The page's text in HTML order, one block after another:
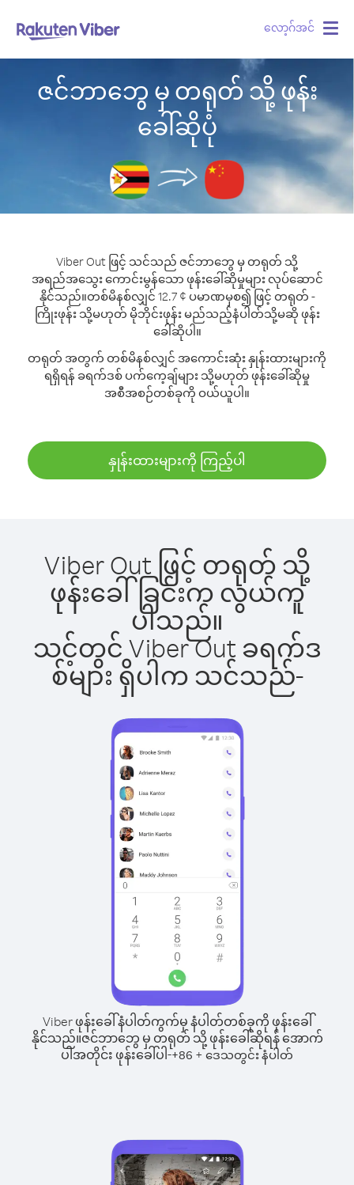
လော့ဂ်အင်
ဇင်ဘာဘွေ မှ တရုတ် သို့ ဖုန်း
ခေါ်ဆိုပုံ
Viber Out ဖြင့် သင်သည် ဇင်ဘာဘွေ မှ တရုတ် သို့
အရည်အသွေး ကောင်းမွန်သော ဖုန်းခေါ်ဆိုမှုများ လုပ်ဆောင်
နိုင်သည်။တစ်မိနစ်လျှင် 12.7 ¢ ပမာဏမှစ၍ ဖြင့် တရုတ် -
ကြိုးဖုန်း သို့မဟုတ် မိုဘိုင်းဖုန်း မည်သည့်နံပါတ်သို့မဆို ဖုန်း
ခေါ်ဆိုပါ။
တရုတ် အတွက် တစ်မိနစ်လျှင် အကောင်းဆုံး နှုန်းထားများကို
ရရှိရန် ခရက်ဒစ် ပက်ကေ့ချ်များ သို့မဟုတ် ဖုန်းခေါ်ဆိုမှု
အစီအစဉ်တစ်ခုကို ဝယ်ယူပါ။
နှုန်းထားများကို ကြည့်ပါ
Viber Out ဖြင့် တရုတ် သို့
ဖုန်းခေါ်ခြင်းက လွယ်ကူ
ပါသည်။
သင့်တွင် Viber Out ခရက်ဒ
စ်များ ရှိပါက သင်သည်-
Viber ဖုန်းခေါ်နံပါတ်ကွက်မှ နံပါတ်တစ်ခုကို ဖုန်းခေါ်
နိုင်သည်။ဇင်ဘာဘွေ မှ တရုတ် သို့ ဖုန်းခေါ်ဆိုရန် အောက်
ပါအတိုင်း ဖုန်းခေါ်ပါ-+86 +ဒေသတွင်း နံပါတ်